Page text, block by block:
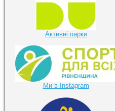
Активні парки
Ми в Instagram